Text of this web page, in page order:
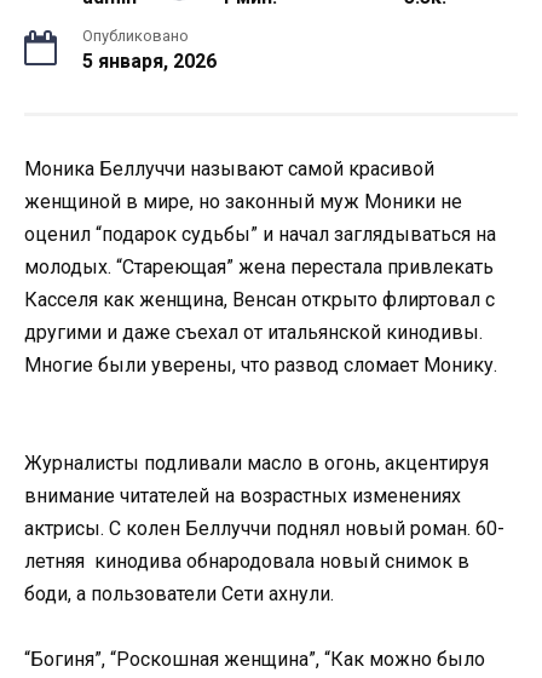
Опубликовано
5 января, 2026
Моника Беллуччи называют самой красивой
женщиной в мире, но законный муж Моники не
оценил “подарок судьбы” и начал заглядываться на
молодых. “Стареющая” жена перестала привлекать
Касселя как женщина, Венсан открыто флиртовал с
другими и даже съехал от итальянской кинодивы.
Многие были уверены, что развод сломает Монику.
Журналисты подливали масло в огонь, акцентируя
внимание читателей на возрастных изменениях
актрисы. С колен Беллуччи поднял новый роман. 60-
летняя кинодива обнародовала новый снимок в
боди, а пользователи Сети ахнули.
“Богиня”, “Роскошная женщина”, “Как можно было